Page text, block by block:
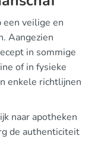
veilige en
Aangezien
in sommige
of in fysieke
enkele richtlijnen
naar apotheken
de authenticiteit